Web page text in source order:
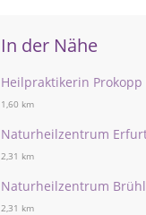
In der Nähe
Heilpraktikerin
1,60 km
Naturheilzentrum
2,31 km
Naturheilzentrum Brühl
2,31 km